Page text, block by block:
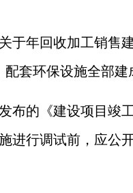
关于年回收加工销售
套环保设施全部建
布的《建设项目竣
进行调试前，应公